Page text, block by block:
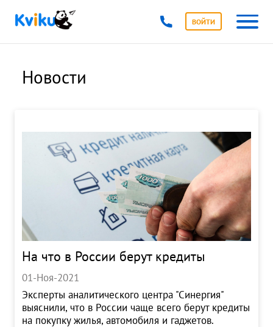
ВОЙТИ
Новости
На что в России берут кредиты
01-Ноя-2021
Эксперты аналитического центра "Синергия"
выяснили, что в России чаще всего берут кредиты
на покупку жилья, автомобиля и гаджетов.